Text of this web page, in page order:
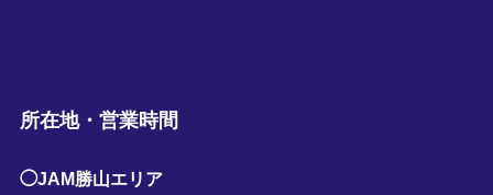
所在地・営業時間
◯JAM勝山エリア